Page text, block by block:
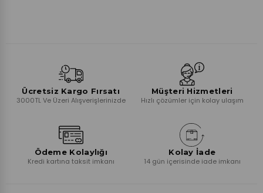
Ücretsiz Kargo Fırsatı
3000TL Ve Üzeri Alışverişlerinizde
Müşteri Hizmetleri
Hızlı çözümler için kolay ulaşım
Ödeme Kolaylığı
Kredi kartına taksit imkanı
Kolay İade
14 gün içerisinde iade imkanı